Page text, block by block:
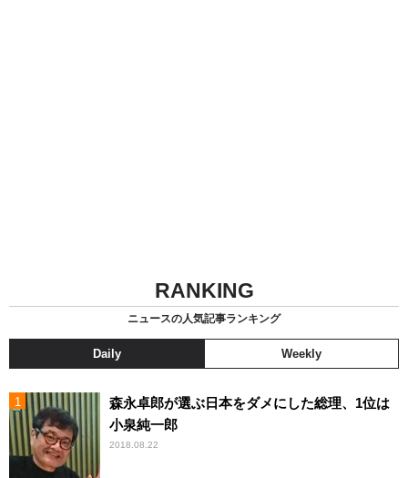
RANKING
ニュースの人気記事ランキング
Daily Weekly
森永卓郎が選ぶ日本をダメにした総理、1位は
小泉純一郎
2018.08.22